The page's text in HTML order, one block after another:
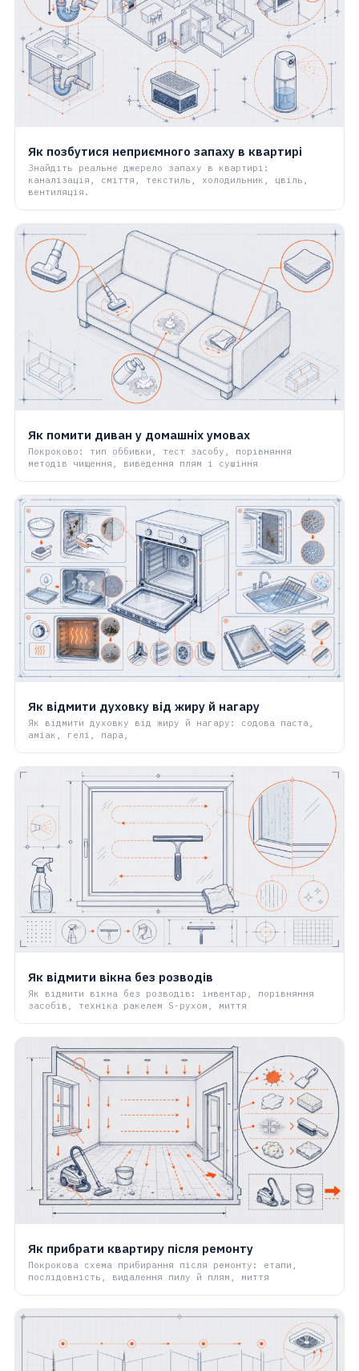
Як позбутися неприємного запаху в квартирі
Знайдіть реальне джерело запаху в квартирі:
каналізація, сміття, текстиль, холодильник, цвіль,
вентиляція.
Як помити диван у домашніх умовах
Покроково: тип оббивки, тест засобу, порівняння
методів чищення, виведення плям і сушіння
Як відмити духовку від жиру й нагару
Як відмити духовку від жиру й нагару: содова паста,
аміак, гелі, пара,
Як відмити вікна без розводів
Як відмити вікна без розводів: інвентар, порівняння
засобів, техніка ракелем S-рухом, миття
Як прибрати квартиру після ремонту
Покрокова схема прибирання після ремонту: етапи,
послідовність, видалення пилу й плям, миття